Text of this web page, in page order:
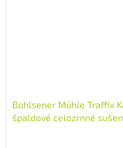
Bohlsener Mühle Traffix
špaldové celozrnné